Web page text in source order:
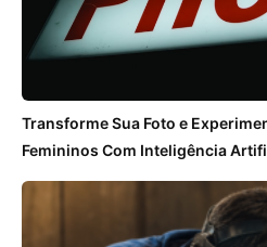
Transforme Sua Foto e
Femininos Com Inteligência